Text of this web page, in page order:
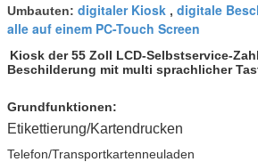
Umbauten: digitaler Kiosk , digitale
alle auf einem PC-Touch Screen
Kiosk der 55 Zoll LCD-Selbstservice-
Beschilderung mit multi sprachlicher
Grundfunktionen:
Etikettierung/Kartendrucken
Telefon/Transportkartenneuladen